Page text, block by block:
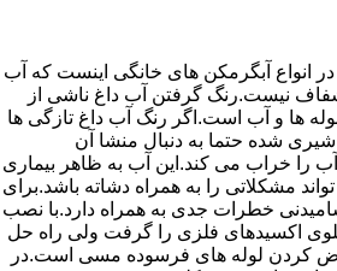
انواع آبگرمکن های خانگی اینست که آب
نیست.رنگ گرفتن آب داغ ناشی از
ها و آب است.اگر رنگ آب داغ تازگی ها
شیری شده حتما به دنبال منشا آن
را خراب می کند.این آب به ظاهر بیماری
مشکلاتی را به همراه دشاته باشد.برای
خطرات جدی به همراه دارد.با نصب
اکسیدهای فلزی را گرفت ولی راه حل
کردن لوله های فرسوده مسی است.در